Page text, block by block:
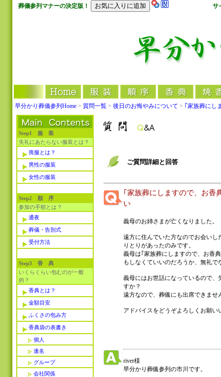
葬儀参列マナーの決定版！ サ
早分かり葬儀参列Home > 質問一覧 > 後日のお悔やみについて > ｢家族葬にし
Step1 服 装
失礼にあたらない服装とは？
喪服とは？
男性の服装
女性の服装
Step2 順 序
参加の手順とは？
通夜
葬儀・告別式
受付方法
Step3 香 典
いくらくらい包むのが一般
的？
香典とは？
金額目安
ふくさの包み方
香典袋の表書き
個人
連名
グループ
会社関係
ご質問詳細と回答
｢家族葬にしますので、お香
い
義母のお姉さまが亡くなりました。
遠方に住んでいた方なのでお会い
りとりがあったのみです。
義母は｢家族葬にしますので、お香
もしなくていいのだろうか、無礼
義母にはお世話になっているので
すか？
遠方なので、葬儀にも出席できませ
アドバイスをどうぞよろしくお願い
river様
早分かり葬儀参列の市川です。